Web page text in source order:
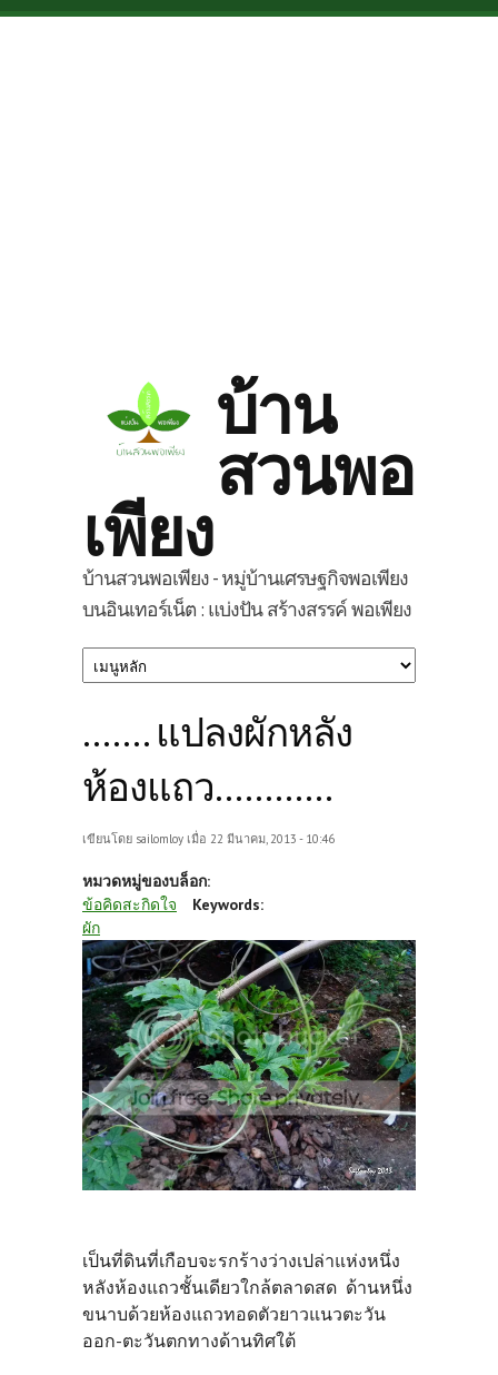
Skip to main content
บ้าน
สวนพอ
เพียง
บ้านสวนพอเพียง - หมู่บ้านเศรษฐกิจพอเพียง
บนอินเทอร์เน็ต : แบ่งปัน สร้างสรรค์ พอเพียง
....... แปลงผักหลัง
ห้องแถว............
เขียนโดย sailomloy เมื่อ 22 มีนาคม, 2013 - 10:46
หมวดหมู่ของบล็อก:
ข้อคิดสะกิดใจ
Keywords:
ผัก
เป็นที่ดินที่เกือบจะรกร้างว่างเปล่าแห่งหนึ่ง
หลังห้องแถวชั้นเดียวใกล้ตลาดสด ด้านหนึ่ง
ขนาบด้วยห้องแถวทอดตัวยาวแนวตะวัน
ออก-ตะวันตกทางด้านทิศใต้